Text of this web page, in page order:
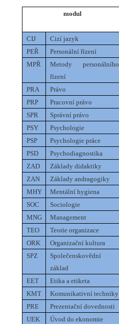
modul
CIJ
Cizí jazyk
PEŘ
Personální řízení
MPŘ
Metody personálního
řízení
PRA Právo
PRP
Pracovní právo
SPR
Správní právo
PSY
Psychologie
PSP
Psychologie práce
PSD
Psychodiagnostika
ZAD
Základy didaktiky
ZAN
Základy andragogiky
MHY
Mentální hygiena
SOC
Sociologie
MNG
Management
TEO
Teorie organizace
ORK
Organizační kultura
SPZ
Společenskovědní
základ
EET Etika a etiketa
KMT
Komunikativní techniky
PRE
Prezentační dovednosti
UEK
Úvod do ekonomie